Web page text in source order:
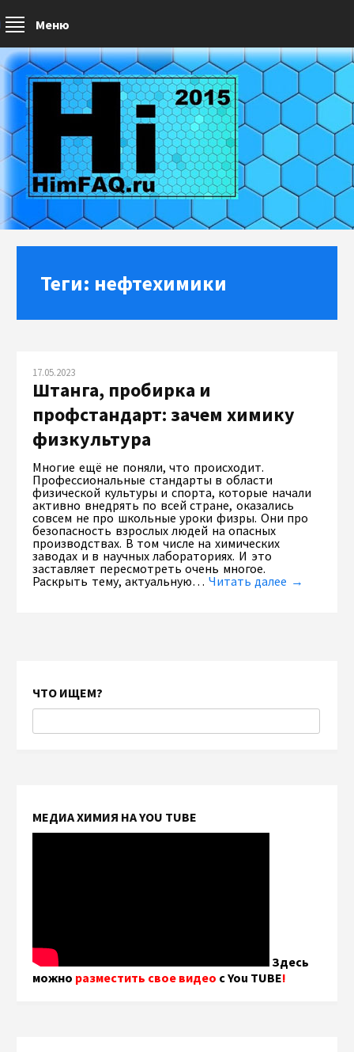
Меню
Теги: нефтехимики
17.05.2023
Штанга, пробирка и
профстандарт: зачем химику
физкультура
Многие ещё не поняли, что происходит.
Профессиональные стандарты в области
физической культуры и спорта, которые начали
активно внедрять по всей стране, оказались
совсем не про школьные уроки физры. Они про
безопасность взрослых людей на опасных
производствах. В том числе на химических
заводах и в научных лабораториях. И это
заставляет пересмотреть очень многое.
Раскрыть тему, актуальную… Читать далее →
ЧТО ИЩЕМ?
МЕДИА ХИМИЯ НА YOU TUBE
Здесь
можно разместить свое видео с You TUBE!